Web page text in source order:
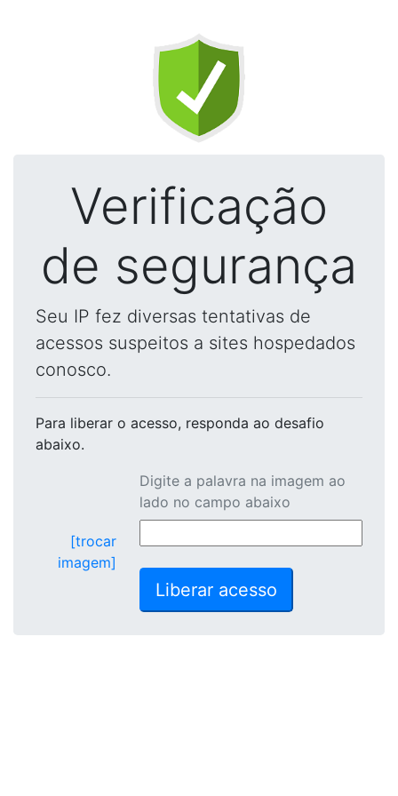
Verificação
de segurança
Seu IP fez diversas tentativas de
acessos suspeitos a sites hospedados
conosco.
Para liberar o acesso, responda ao desafio
abaixo.
[trocar
imagem]
Digite a palavra na imagem ao
lado no campo abaixo